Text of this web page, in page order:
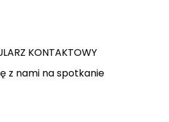
KONTAKTOWY
z nami na spotkanie